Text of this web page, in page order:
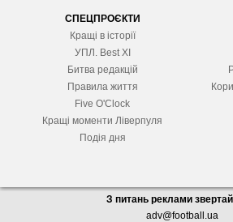
СПЕЦПРОЄКТИ
Кращі в історії
УПЛ. Best XІ
Битва редакцій
Правила життя
Five O'Clock
Кращі моменти Ліверпуля
Подія дня
З питань реклами
adv@football.ua